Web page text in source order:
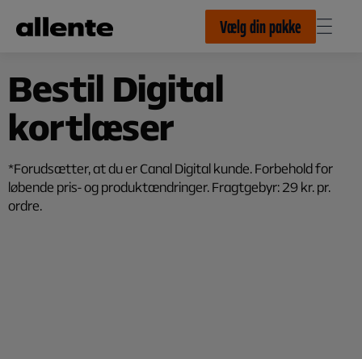
Vælg din pakke
Bestil Digital
kortlæser
*Forudsætter, at du er Canal Digital kunde. Forbehold for
løbende pris- og produktændringer. Fragtgebyr: 29 kr. pr.
ordre.